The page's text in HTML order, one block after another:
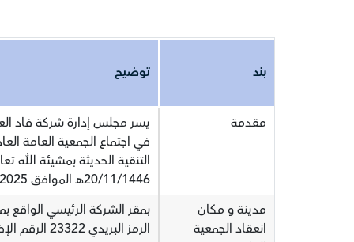
بند توضيح
مقدمة
يسر مجلس إدارة شركة فاد
في اجتماع الجمعية العامة
20/11/1446هـ الموافق 18/05/2025م
مدينة و مكان
انعقاد الجمعية
الرمز البريدي 23322 الرقم الإضافي 3934 , وذلك عن طريق وسائل التقنية الحديثة